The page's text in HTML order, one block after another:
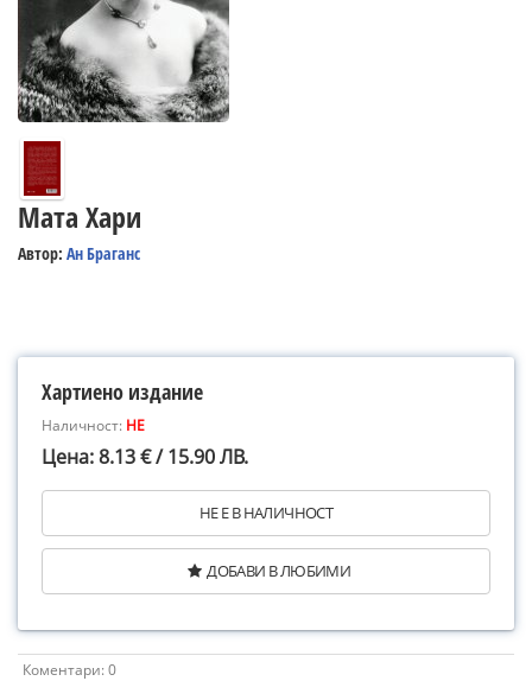
Мата Хари
Автор: Ан Браганс
Хартиено издание
Наличност: НЕ
Цена: 8.13 € / 15.90 ЛВ.
НЕ Е В НАЛИЧНОСТ
ДОБАВИ В ЛЮБИМИ
Коментари: 0